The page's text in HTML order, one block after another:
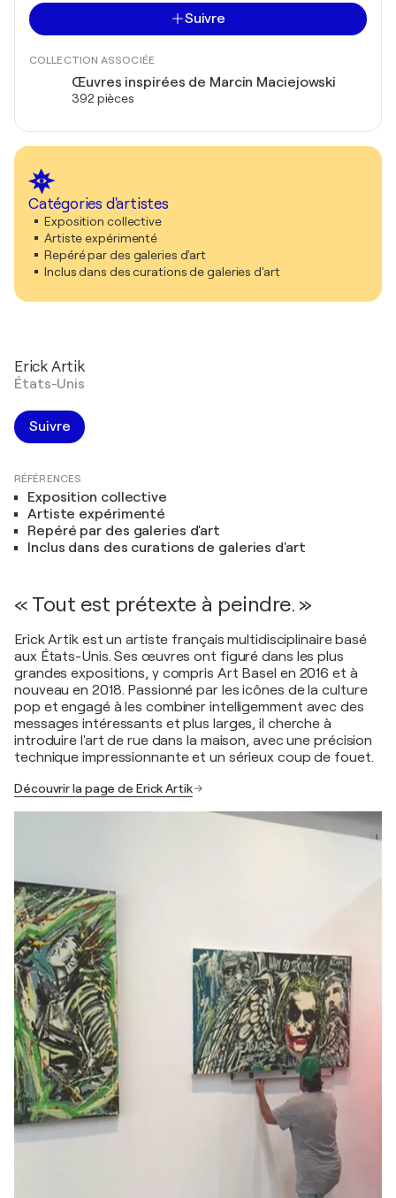
Suivre
COLLECTION ASSOCIÉE
Œuvres inspirées de Marcin Maciejowski
392 pièces
Catégories d'artistes
Exposition collective
Artiste expérimenté
Repéré par des galeries d'art
Inclus dans des curations de galeries d'art
Erick Artik
États-Unis
Suivre
RÉFÉRENCES
Exposition collective
Artiste expérimenté
Repéré par des galeries d'art
Inclus dans des curations de galeries d'art
« Tout est prétexte à peindre. »
Erick Artik est un artiste français multidisciplinaire basé
aux États-Unis. Ses œuvres ont figuré dans les plus
grandes expositions, y compris Art Basel en 2016 et à
nouveau en 2018. Passionné par les icônes de la culture
pop et engagé à les combiner intelligemment avec des
messages intéressants et plus larges, il cherche à
introduire l'art de rue dans la maison, avec une précision
technique impressionnante et un sérieux coup de fouet.
Découvrir la page de Erick Artik